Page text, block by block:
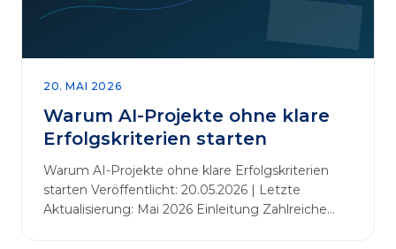
20. MAI 2026
Warum AI-Projekte ohne klare
Erfolgskriterien starten
Warum AI-Projekte ohne klare Erfolgskriterien
starten Veröffentlicht: 20.05.2026 | Letzte
Aktualisierung: Mai 2026 Einleitung Zahlreiche